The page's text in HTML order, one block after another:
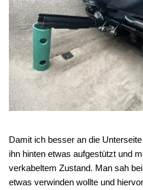
Damit ich besser an die
ihn hinten etwas aufgestützt und
verkabeltem Zustand. Man sah
etwas verwinden wollte und